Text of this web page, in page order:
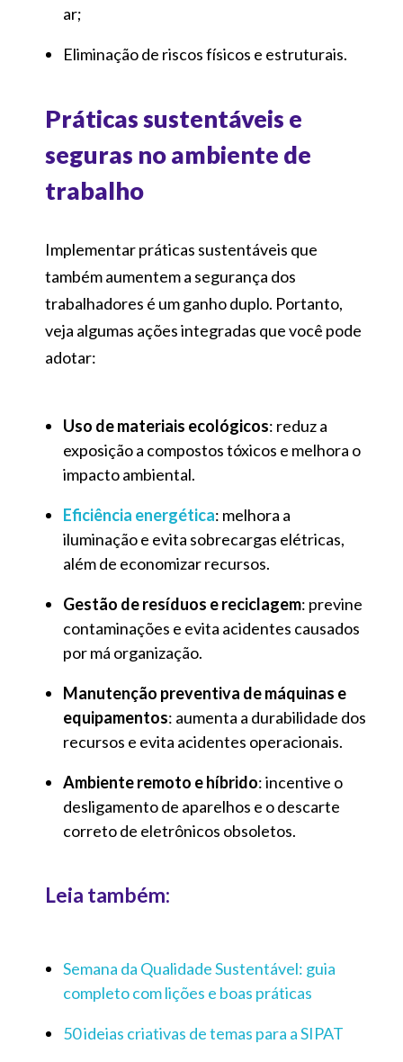
ar;
Eliminação de riscos físicos e estruturais.
Práticas sustentáveis e
seguras no ambiente de
trabalho
Implementar práticas sustentáveis que
também aumentem a segurança dos
trabalhadores é um ganho duplo. Portanto,
veja algumas ações integradas que você pode
adotar:
Uso de materiais ecológicos: reduz a
exposição a compostos tóxicos e melhora o
impacto ambiental.
Eficiência energética: melhora a
iluminação e evita sobrecargas elétricas,
além de economizar recursos.
Gestão de resíduos e reciclagem: previne
contaminações e evita acidentes causados
por má organização.
Manutenção preventiva de máquinas e
equipamentos: aumenta a durabilidade dos
recursos e evita acidentes operacionais.
Ambiente remoto e híbrido: incentive o
desligamento de aparelhos e o descarte
correto de eletrônicos obsoletos.
Leia também:
Semana da Qualidade Sustentável: guia
completo com lições e boas práticas
50 ideias criativas de temas para a SIPAT